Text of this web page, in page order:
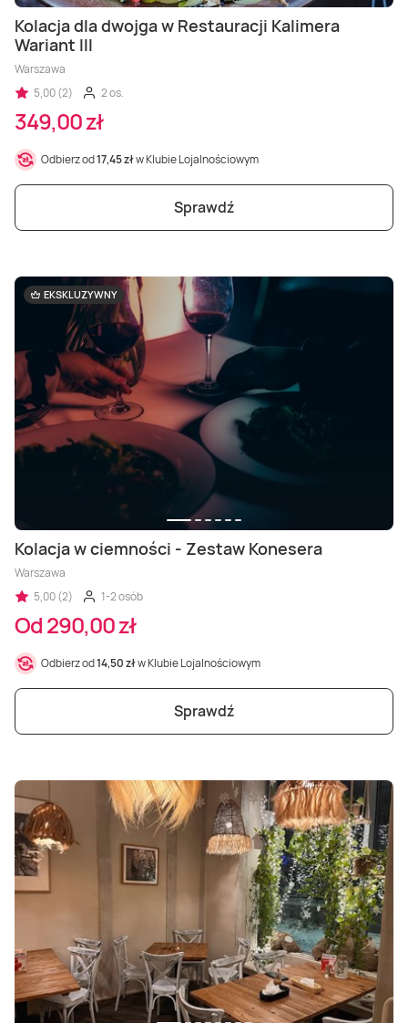
Kolacja dla dwojga w Restauracji Kalimera
Wariant III
Warszawa
5,00 (2)
2 os.
349,00 zł
Odbierz od17,45 złw Klubie Lojalnościowym
Sprawdź
EKSKLUZYWNY
Kolacja w ciemności - Zestaw Konesera
Warszawa
5,00 (2)
1-2 osób
Od 290,00 zł
Odbierz od14,50 złw Klubie Lojalnościowym
Sprawdź